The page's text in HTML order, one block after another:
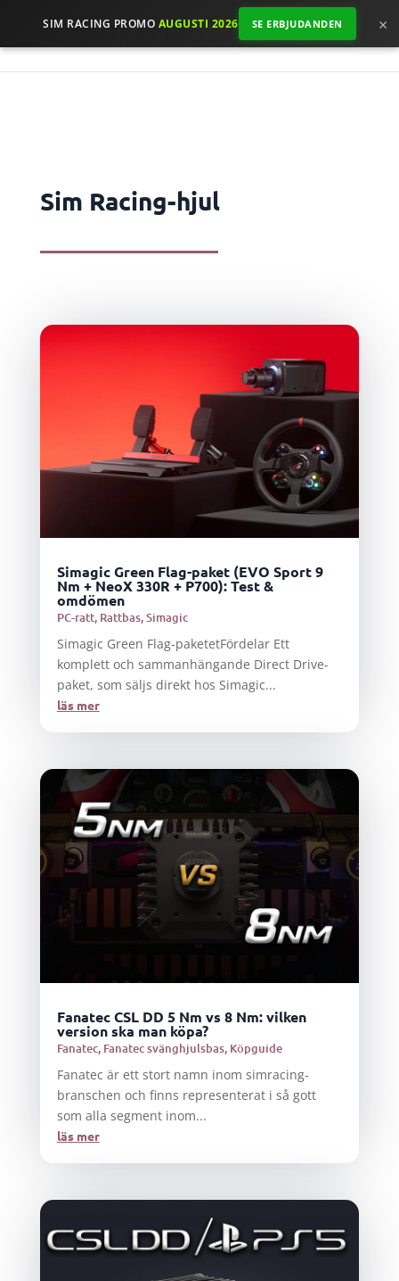
SIM RACING PROMO AUGUSTI 2026 SE ERBJUDANDEN ×
Sim Racing-hjul
Simagic Green Flag-paket (EVO Sport 9
Nm + NeoX 330R + P700): Test &
omdömen
PC-ratt, Rattbas,Simagic
Simagic Green Flag-paketetFördelar Ett
komplett och sammanhängande Direct Drive-
paket, som säljs direkt hos Simagic...
läs mer
Fanatec CSL DD 5 Nm vs 8 Nm: vilken
version ska man köpa?
Fanatec, Fanatec svänghjulsbas, Köpguide
Fanatec är ett stort namn inom simracing-
branschen och finns representerat i så gott
som alla segment inom...
läs mer